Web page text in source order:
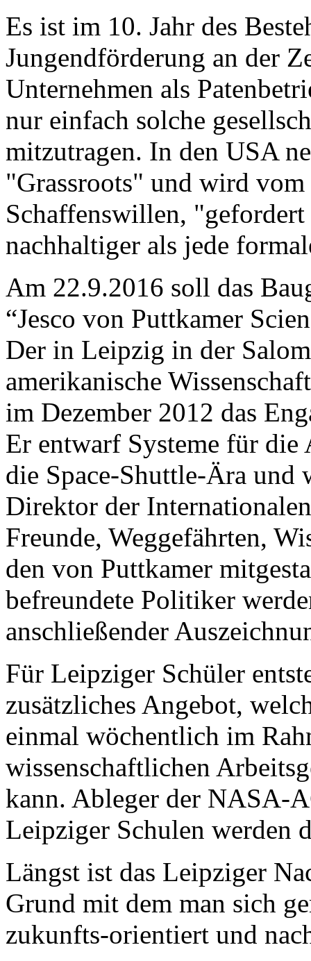
Es ist im 10. Jahr des
Jungendförderung an der
Unternehmen als
nur einfach solche
mitzutragen. In den USA
"Grassroots" und wird vom
Schaffenswillen,
nachhaltiger als jede
Am 22.9.2016 soll das
“Jesco von Puttkamer
Der in Leipzig in der
amerikanische
im Dezember 2012 das
Er entwarf Systeme für
die Space-Shuttle-Ära
Direktor der
Freunde, Weggefährten,
den von Puttkamer
befreundete Politiker
anschließender
Für Leipziger Schüler
zusätzliches Angebot,
einmal wöchentlich im
wissenschaftlichen
kann. Ableger der NASA-
Leipziger Schulen werden
Längst ist das Leipziger
Grund mit dem man sich
zukunfts-orientiert und